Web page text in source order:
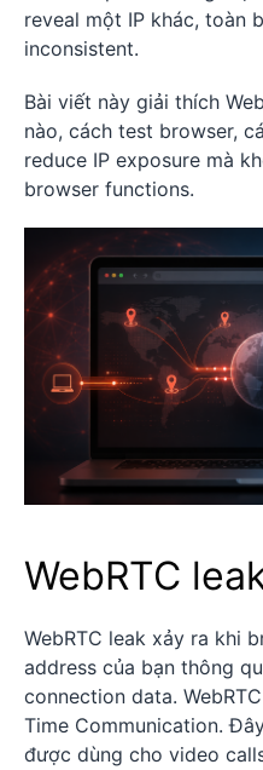
reveal một IP khác, toàn
inconsistent.
Bài viết này giải thích
nào, cách test browser,
reduce IP exposure mà
browser functions.
WebRTC
WebRTC leak xảy ra khi
address của bạn thông
connection data.
Time Communication.
được dùng cho video